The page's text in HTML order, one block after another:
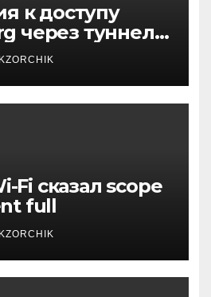
к доступу
через туннель
Fi сказал scope
full